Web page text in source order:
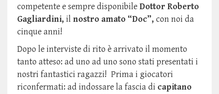
competente e sempre disponibileDottor Roberto
Gagliardini, il nostro amato “Doc”, con noi da
cinque anni!
Dopo le interviste di rito è arrivato il momento
tanto atteso: ad uno ad uno sono stati presentati i
nostri fantastici ragazzi! Prima i giocatori
riconfermati: ad indossare la fascia di capitano